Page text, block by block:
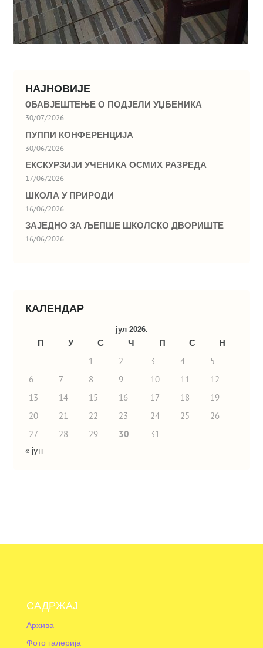
НАЈНОВИЈЕ
OБАВЈЕШТЕЊЕ О ПОДЈЕЛИ УЏБЕНИКА
30/07/2026
ПУППИ КОНФЕРЕНЦИЈА
30/06/2026
ЕКСКУРЗИЈИ УЧЕНИКА ОСМИХ РАЗРЕДА
17/06/2026
ШКОЛА У ПРИРОДИ
16/06/2026
ЗАЈЕДНО ЗА ЉЕПШЕ ШКОЛСКО ДВОРИШТЕ
16/06/2026
КАЛЕНДАР
јул 2026.
П У С Ч П С
Н
1
2 3 4
5
6
7 8 9 10 11
12
13
14 15 16 17 18
19
20
21 22 23 24 25
26
27
28 29 30
31
« јун
САДРЖАЈ
Архива
Фото галерија